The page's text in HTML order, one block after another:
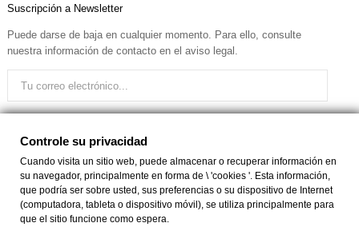
Suscripción a Newsletter
Puede darse de baja en cualquier momento. Para ello, consulte
nuestra información de contacto en el aviso legal.
FacebookInstagram
Controle su privacidad
Cuando visita un sitio web, puede almacenar o recuperar información en
su navegador, principalmente en forma de \ 'cookies '. Esta información,
que podría ser sobre usted, sus preferencias o su dispositivo de Internet
(computadora, tableta o dispositivo móvil), se utiliza principalmente para
que el sitio funcione como espera.